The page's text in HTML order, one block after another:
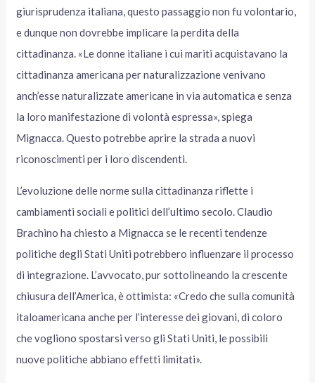
giurisprudenza italiana, questo passaggio non fu volontario,
e dunque non dovrebbe implicare la perdita della
cittadinanza. «Le donne italiane i cui mariti acquistavano la
cittadinanza americana per naturalizzazione venivano
anch’esse naturalizzate americane in via automatica e senza
la loro manifestazione di volontà espressa», spiega
Mignacca. Questo potrebbe aprire la strada a nuovi
riconoscimenti per i loro discendenti.
L’evoluzione delle norme sulla cittadinanza riflette i
cambiamenti sociali e politici dell’ultimo secolo. Claudio
Brachino ha chiesto a Mignacca se le recenti tendenze
politiche degli Stati Uniti potrebbero influenzare il processo
di integrazione. L’avvocato, pur sottolineando la crescente
chiusura dell’America, è ottimista: «Credo che sulla comunità
italoamericana anche per l’interesse dei giovani, di coloro
che vogliono spostarsi verso gli Stati Uniti, le possibili
nuove politiche abbiano effetti limitati».